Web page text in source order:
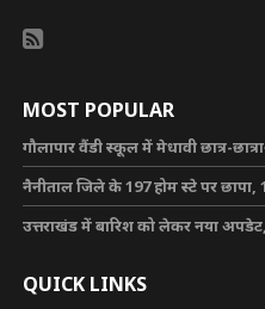
MOST POPULAR
गौलापार वैंडी स्कूल में मेधावी छात्र-
नैनीताल जिले के 197 होम स्टे पर छापा,
उत्तराखंड में बारिश को लेकर नया
QUICK LINKS